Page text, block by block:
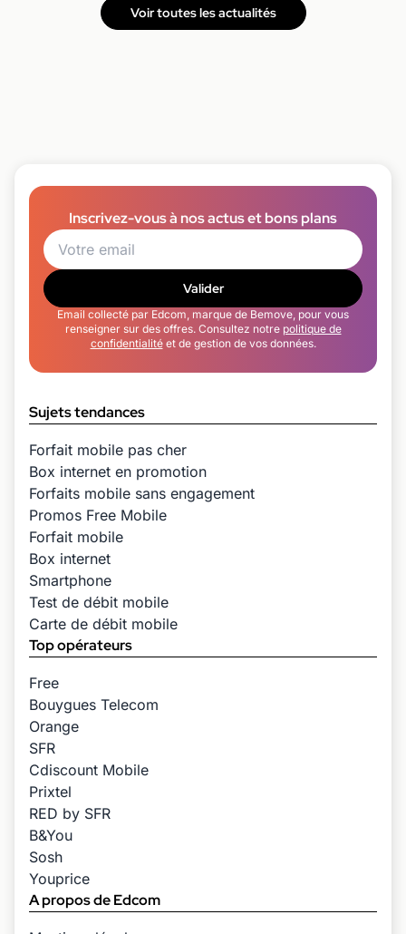
Voir toutes les actualités
Inscrivez-vous à nos actus et bons plans
Valider
Email collecté par Edcom, marque de Bemove, pour vous
renseigner sur des offres. Consultez notre politique de
confidentialitéet de gestion de vos données.
Sujets tendances
Forfait mobile pas cher
Box internet en promotion
Forfaits mobile sans engagement
Promos Free Mobile
Forfait mobile
Box internet
Smartphone
Test de débit mobile
Carte de débit mobile
Top opérateurs
Free
Bouygues Telecom
Orange
SFR
Cdiscount Mobile
Prixtel
RED by SFR
B&You
Sosh
Youprice
A propos de Edcom